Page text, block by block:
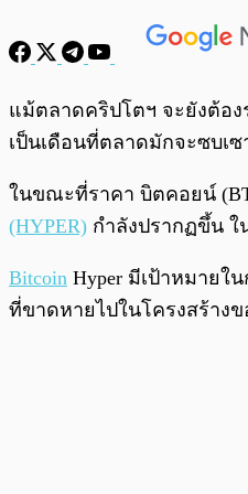
พร้อมเล่น
แม้ตลาดคริปโตฯ จะยังต้อง
เป็นเดือนที่ตลาดมักจะซบเซ
ในขณะที่ราคา บิตคอยน์
(HYPER) กำลังปรากฏขึ้น
Bitcoin Hyper มีเป้าหมายใ
ที่ขาดหายไปในโครงสร้าง